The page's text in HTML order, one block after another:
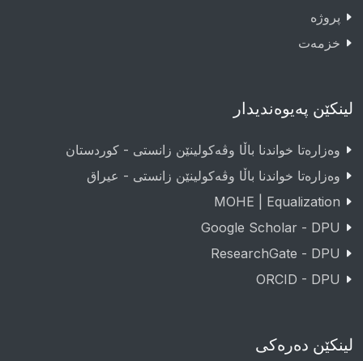
پروژە
خزمەت
لینکێن پەیوەندیدار
وەزارەتا خواندنا باڵا وڤەکولینێن زانستی - کوردستان
وەزارەتا خواندنا باڵا وڤەکولینێن زانستی - عيراق
MOHE | Equalization
Google Scholar - DPU
ResearchGate - DPU
ORCID - DPU
لینکێن دەرەکی